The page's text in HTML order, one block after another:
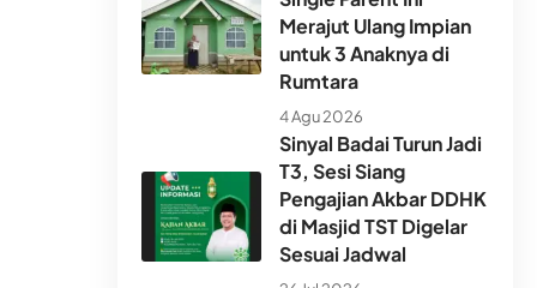
Merajut Ulang Impian
untuk 3 Anaknya di
Rumtara
4 Agu 2026
Sinyal Badai Turun Jadi
T3, Sesi Siang
Pengajian Akbar DDHK
di Masjid TST Digelar
Sesuai Jadwal